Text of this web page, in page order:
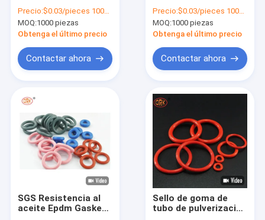
Temperatura
Neoprene CR Gasket
de tubería de caucho
Precio:$0.03/pieces 1000-4999 pieces
MOQ:1000 piezas
Obtenga el último precio
Contactar ahora
FKM EPDM Anillo de
silicona AEM O
Precio:$0.03/pieces 1000-4999 pieces
MOQ:1000 piezas
Obtenga el último precio
Contactar ahora
SGS Resistencia al
aceite Epdm Gaskets
Sello de goma de
tubo de pulverización